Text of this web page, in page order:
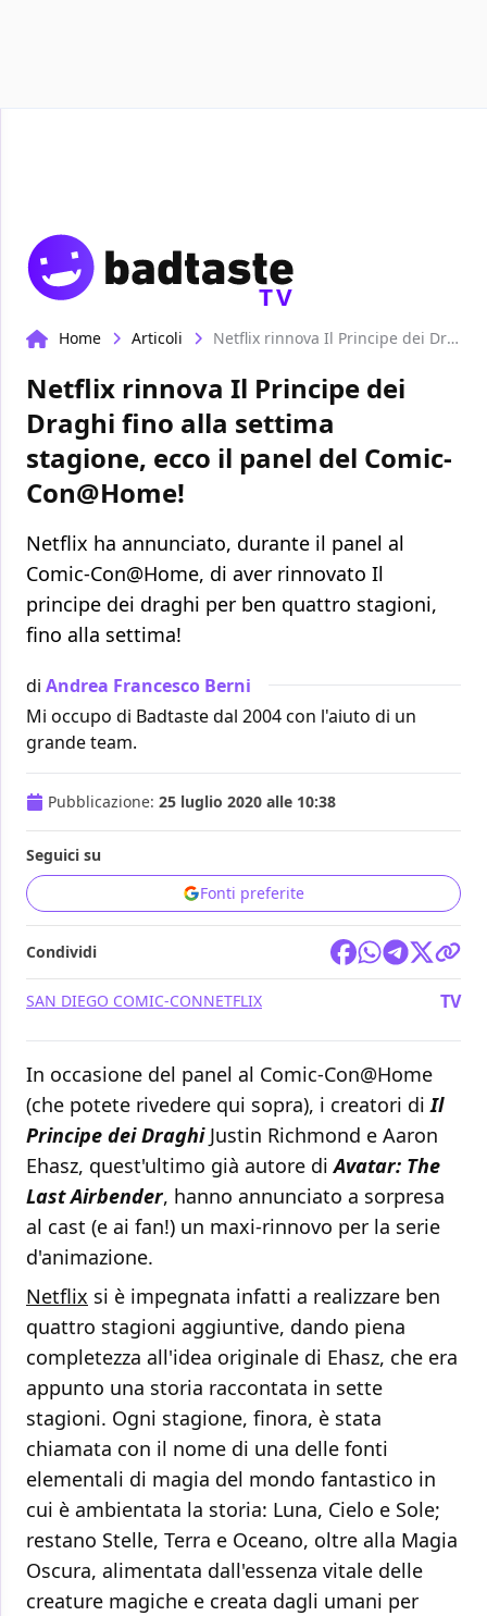
TV
Home Articoli Netflix rinnova Il Principe dei Draghi fino alla settima stagione, ecco il panel del Comic-Con@Home!
Netflix rinnova Il Principe dei
Draghi fino alla settima
stagione, ecco il panel del Comic-
Con@Home!
Netflix ha annunciato, durante il panel al
Comic-Con@Home, di aver rinnovato Il
principe dei draghi per ben quattro stagioni,
fino alla settima!
di Andrea Francesco Berni
Mi occupo di Badtaste dal 2004 con l'aiuto di un
grande team.
Pubblicazione: 25 luglio 2020 alle 10:38
Seguici su
Fonti preferite
Condividi
SAN DIEGO COMIC-CONNETFLIX TV
In occasione del panel al Comic-Con@Home
(che potete rivedere qui sopra), i creatori diIl
Principe dei DraghiJustin Richmond e Aaron
Ehasz, quest'ultimo già autore diAvatar: The
Last Airbender, hanno annunciato a sorpresa
al cast (e ai fan!) un maxi-rinnovo per la serie
d'animazione.
Netflix si è impegnata infatti a realizzare ben
quattro stagioni aggiuntive, dando piena
completezza all'idea originale di Ehasz, che era
appunto una storia raccontata in sette
stagioni. Ogni stagione, finora, è stata
chiamata con il nome di una delle fonti
elementali di magia del mondo fantastico in
cui è ambientata la storia: Luna, Cielo e Sole;
restano Stelle, Terra e Oceano, oltre alla Magia
Oscura, alimentata dall'essenza vitale delle
creature magiche e creata dagli umani per